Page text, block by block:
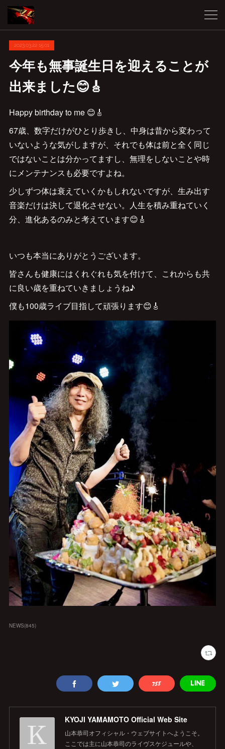
2023.03.22 15:01
今年も無事誕生日を迎えることが
出来ました😊🎸
Happy birthday to me 😊🎸
67歳、数字だけがひとり歩きし、中身は昔から変わって
いないような気がしますが、それでも体は前と全く同じ
ではないことは分かってますし、無理をしないことや時
にメンテナンスも必要ですよね。
少しずつ体は衰えていくかもしれないですが、生み出す
音楽だけは決して退化させない。人生を積み重ねていく
分、進化あるのみと考えています😊🎸
いつも本当にありがとうございます。
皆さんも健康にはくれぐれも気を付けて、これからも共
に良い歳を重ねていきましょうね♪
僕も100歳ライブ目指して頑張ります😊🎸
NEWS(845)
KYOJI YAMAMOTO Official Web Site
山本恭司オフィシャル・ウェブサイトへようこそ。
ここでは主に山本恭司のライヴスケジュールや、